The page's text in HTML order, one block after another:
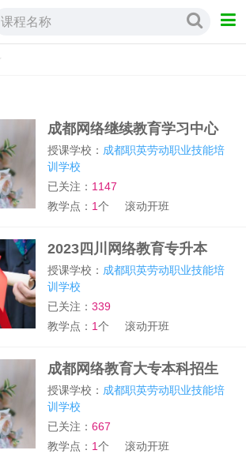
课程名称
成都网络继续教育学习中心
授课学校： 成都职英劳动职业技能培
训学校
已关注： 1147
教学点： 1个 滚动开班
2023四川网络教育专升本
授课学校： 成都职英劳动职业技能培
训学校
已关注：339
教学点： 1个 滚动开班
成都网络教育大专本科招生
授课学校： 成都职英劳动职业技能培
训学校
已关注：667
教学点： 1个 滚动开班